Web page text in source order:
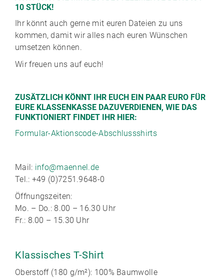
10 STÜCK!
Ihr könnt auch gerne mit euren Dateien zu uns
kommen, damit wir alles nach euren Wünschen
umsetzen können.
Wir freuen uns auf euch!
ZUSÄTZLICH KÖNNT IHR EUCH EIN PAAR EURO FÜR
EURE KLASSENKASSE DAZUVERDIENEN, WIE DAS
FUNKTIONIERT FINDET IHR HIER:
Formular-Aktionscode-Abschlussshirts
Mail: info@maennel.de
Tel.: +49 (0)7251.9648-0
Öffnungszeiten:
Mo. – Do.: 8.00 – 16.30 Uhr
Fr.: 8.00 – 15.30 Uhr
Klassisches T-Shirt
Oberstoff (180 g/m²): 100% Baumwolle